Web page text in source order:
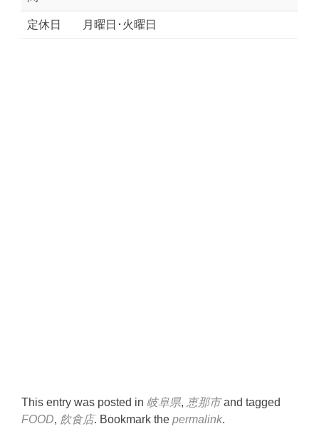
定休日 月曜日･火曜日
This entry was posted in 岐阜県, 恵那市and tagged
FOOD, 飲食店. Bookmark the permalink.